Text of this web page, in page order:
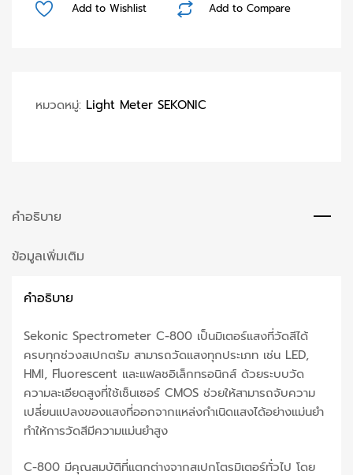
Add to Compare
Add to Wishlist
หมวดหมู่: Light Meter SEKONIC
คำอธิบาย
ข้อมูลเพิ่มเติม
คำอธิบาย
Sekonic Spectrometer C-800 เป็นมิเตอร์แสงที่วัดสีได้
ครบทุกช่วงสเปกตรัม สามารถวัดแสงทุกประเภท เช่น LED,
HMI, Fluorescent และแฟลชอิเล็กทรอนิกส์ ด้วยระบบวัด
ความละเอียดสูงที่ใช้เซ็นเซอร์ CMOS ช่วยให้สามารถจับความ
เปลี่ยนแปลงของแสงที่ออกจากแหล่งกำเนิดแสงได้อย่างแม่นยำ
ทำให้การวัดสีมีความแม่นยำสูง
C-800 มีคุณสมบัติที่แตกต่างจากสเปกโตรมิเตอร์ทั่วไป โดย